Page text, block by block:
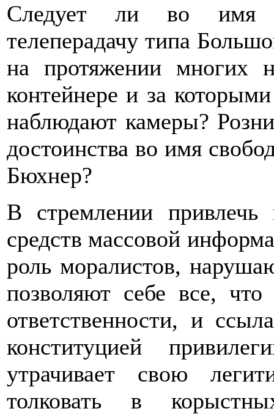
Следует ли во имя
телеперадачу типа
на протяжении многих
контейнере и за
наблюдают камеры?
достоинства во имя
Бюхнер?
В стремлении
средств массовой
роль моралистов,
позволяют себе все,
ответственности, и
конституцией
утрачивает свою
толковать в